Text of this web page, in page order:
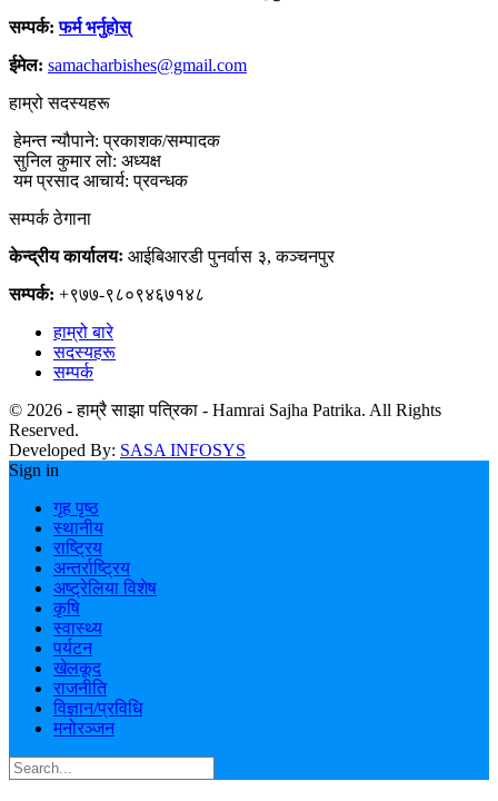
सम्पर्क:फर्म भर्नुहोस्
ईमेल: samacharbishes@gmail.com
हाम्रो सदस्यहरू
हेमन्त न्यौपाने: प्रकाशक/सम्पादक
सुनिल कुमार लो: अध्यक्ष
यम प्रसाद आचार्य: प्रवन्धक
सम्पर्क ठेगाना
केन्द्रीय कार्यालयः आईबिआरडी पुनर्वास ३, कञ्चनपुर
सम्पर्क: +९७७-९८०९४६७१४८
हाम्रो बारे
सदस्यहरू
सम्पर्क
© 2026 - हाम्रै साझा पत्रिका - Hamrai Sajha Patrika. All Rights
Reserved.
Developed By: SASA INFOSYS
Sign in
गृह पृष्ठ
स्थानीय
राष्ट्रिय
अन्तर्राष्ट्रिय
अष्ट्रेलिया विशेष
कृषि
स्वास्थ्य
पर्यटन
खेलकूद
राजनीति
विज्ञान/प्रविधि
मनोरञ्जन